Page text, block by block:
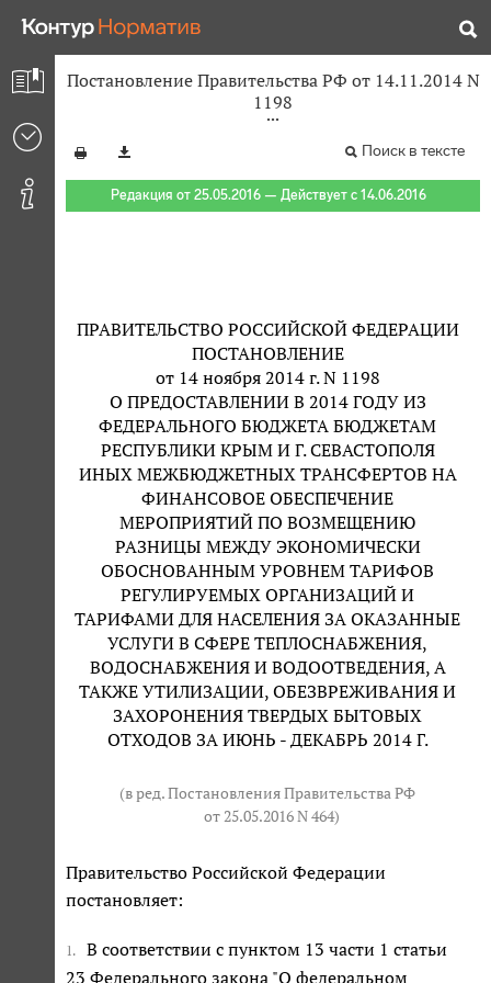
Постановление Правительства РФ от 14.11.2014 N
1198
Поиск в тексте
Редакция от 25.05.2016 — Действует с 14.06.2016
ПРАВИТЕЛЬСТВО РОССИЙСКОЙ ФЕДЕРАЦИИ
ПОСТАНОВЛЕНИЕ
от 14 ноября 2014 г. N 1198
О ПРЕДОСТАВЛЕНИИ В 2014 ГОДУ ИЗ
ФЕДЕРАЛЬНОГО БЮДЖЕТА БЮДЖЕТАМ
РЕСПУБЛИКИ КРЫМ И Г. СЕВАСТОПОЛЯ
ИНЫХ МЕЖБЮДЖЕТНЫХ ТРАНСФЕРТОВ НА
ФИНАНСОВОЕ ОБЕСПЕЧЕНИЕ
МЕРОПРИЯТИЙ ПО ВОЗМЕЩЕНИЮ
РАЗНИЦЫ МЕЖДУ ЭКОНОМИЧЕСКИ
ОБОСНОВАННЫМ УРОВНЕМ ТАРИФОВ
РЕГУЛИРУЕМЫХ ОРГАНИЗАЦИЙ И
ТАРИФАМИ ДЛЯ НАСЕЛЕНИЯ ЗА ОКАЗАННЫЕ
УСЛУГИ В СФЕРЕ ТЕПЛОСНАБЖЕНИЯ,
ВОДОСНАБЖЕНИЯ И ВОДООТВЕДЕНИЯ, А
ТАКЖЕ УТИЛИЗАЦИИ, ОБЕЗВРЕЖИВАНИЯ И
ЗАХОРОНЕНИЯ ТВЕРДЫХ БЫТОВЫХ
ОТХОДОВ ЗА ИЮНЬ - ДЕКАБРЬ 2014 Г.
(в ред. Постановления Правительства РФ
от 25.05.2016 N 464)
Правительство Российской Федерации
постановляет:
1.
В соответствии с пунктом 13 части 1 статьи
23 Федерального закона "О федеральном